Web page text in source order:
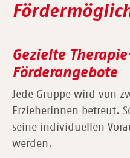
Gezielte
Förderangebote
Jede Gruppe wird von
Erzieherinnen betreut.
seine individuellen
werden.